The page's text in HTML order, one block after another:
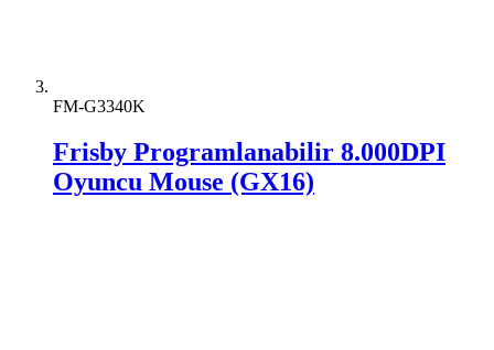
FM-G3340K
Frisby Programlanabilir 8.000DPI
Oyuncu Mouse (GX16)